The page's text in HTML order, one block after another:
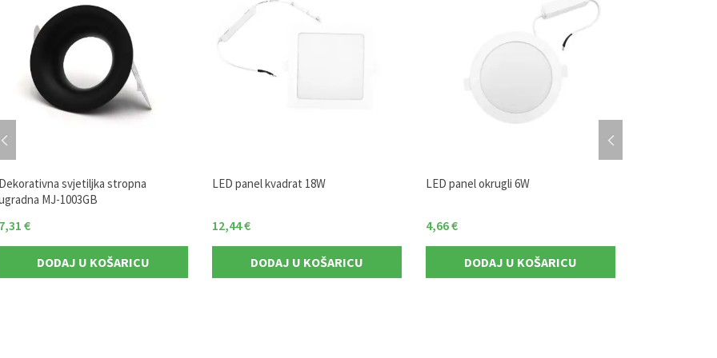
Dekorativna svjetiljka stropna
MJ-1003GB
7,31 €
DODAJ U KOŠARICU
LED panel kvadrat 18W
12,44€
DODAJ U KOŠARICU
LED panel okrugli 6W
4,66€
DODAJ U KOŠARICU